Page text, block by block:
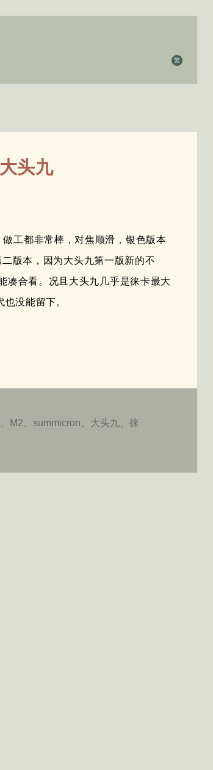
繁
头九
工都非常棒，对焦顺滑，银色版本
版本，因为大头九第一版新的不
凑合看。况且大头九几乎是徕卡最大
没能留下。
M2 summicron 大头九、 徕